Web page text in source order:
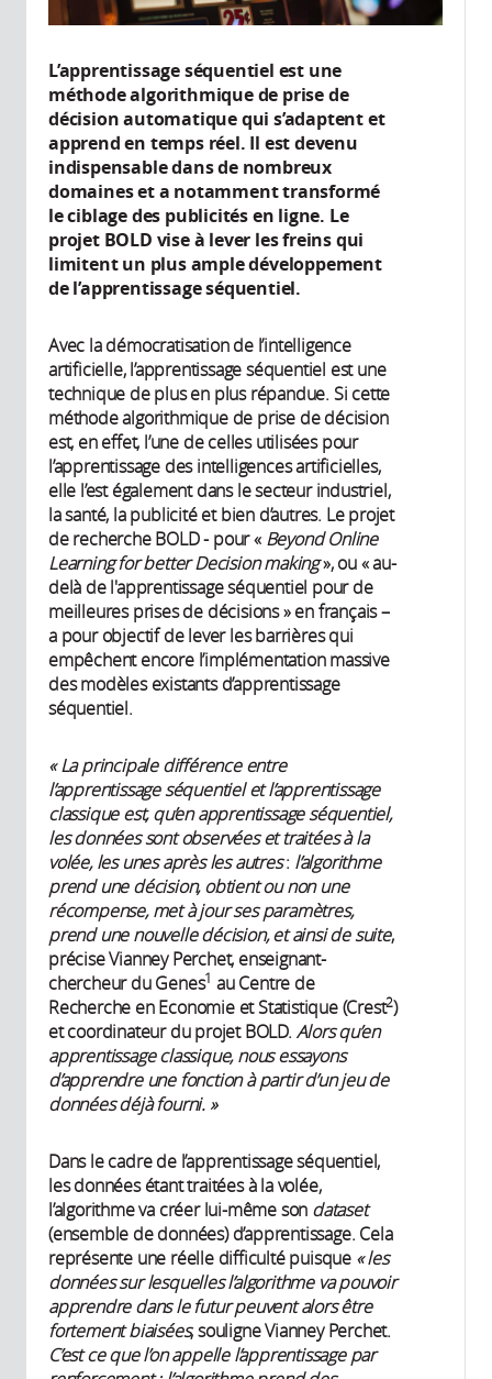
L’apprentissage séquentiel est une
méthode algorithmique de prise de
décision automatique qui s’adaptent et
apprend en temps réel. Il est devenu
indispensable dans de nombreux
domaines et a notamment transformé
le ciblage des publicités en ligne. Le
projet BOLD vise à lever les freins qui
limitent un plus ample développement
de l’apprentissage séquentiel.
Avec la démocratisation de l’intelligence
artificielle, l’apprentissage séquentiel est une
technique de plus en plus répandue. Si cette
méthode algorithmique de prise de décision
est, en effet, l’une de celles utilisées pour
l’apprentissage des intelligences artificielles,
elle l’est également dans le secteur industriel,
la santé, la publicité et bien d’autres. Le projet
de recherche BOLD - pour « Beyond Online
Learning for better Decision making», ou « au-
delà de l'apprentissage séquentiel pour de
meilleures prises de décisions » en français –
a pour objectif de lever les barrières qui
empêchent encore l’implémentation massive
des modèles existants d’apprentissage
séquentiel.
« La principale différence entre
l’apprentissage séquentiel et l’apprentissage
classique est, qu’en apprentissage séquentiel,
les données sont observées et traitées à la
volée, les unes après les autres: l’algorithme
prend une décision, obtient ou non une
récompense, met à jour ses paramètres,
prend une nouvelle décision, et ainsi de suite,
précise Vianney Perchet, enseignant-
chercheur du Genes1 au Centre de
Recherche en Economie et Statistique (Crest2)
et coordinateur du projet BOLD. Alors qu’en
apprentissage classique, nous essayons
d’apprendre une fonction à partir d’un jeu de
données déjà fourni. »
Dans le cadre de l’apprentissage séquentiel,
les données étant traitées à la volée,
l’algorithme va créer lui-même son dataset
(ensemble de données) d’apprentissage. Cela
représente une réelle difficulté puisque « les
données sur lesquelles l’algorithme va pouvoir
apprendre dans le futur peuvent alors être
fortement biaisées, souligne Vianney Perchet.
C’est ce que l’on appelle l’apprentissage par